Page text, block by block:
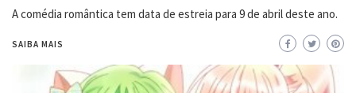
A comédia romântica tem data de estreia para 9 de abril deste ano.
SAIBA MAIS